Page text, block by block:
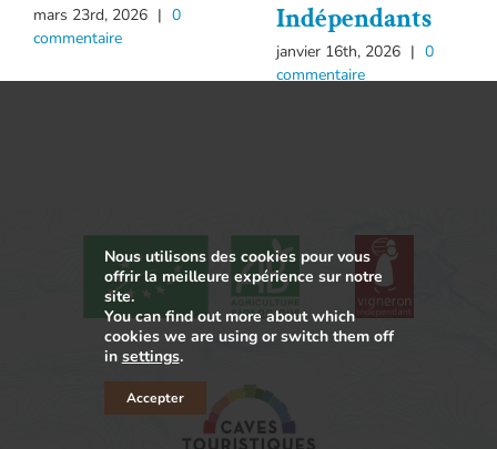
mars 23rd, 2026 | 0
commentaire
Indépendants
janvier 16th, 2026 | 0
commentaire
Nous utilisons des cookies pour vous
offrir la meilleure expérience sur notre
site.
You can find out more about which
cookies we are using or switch them off
in settings.
Accepter